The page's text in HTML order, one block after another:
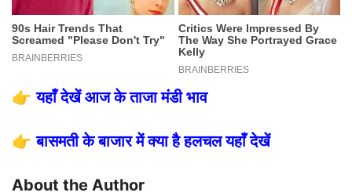
👉यहाँ देखें आज के ताजा मंडी भाव
👉बासमती के बाजार में क्या है हलचल यहाँ देखें
About the Author